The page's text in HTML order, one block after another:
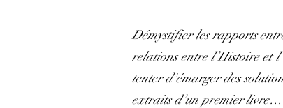
Démystifier les rapports
relations entre l’Histoire et
tenter d'émarger des
extraits d’un premier